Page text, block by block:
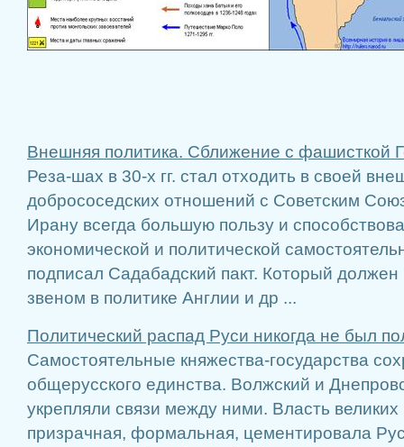
Внешняя политика. Сближение с фашисткой
Реза-шах в 30-х гг. стал отходить в своей
добрососедских отношений с Советским
Ирану всегда большую пользу и
экономической и политической
подписал Садабадский пакт. Который
звеном в политике Англии и др ...
Политический распад Руси никогда не был
Самостоятельные княжества-государства
общерусского единства. Волжский и
укрепляли связи между ними. Власть великих
призрачная, формальная, цементировала